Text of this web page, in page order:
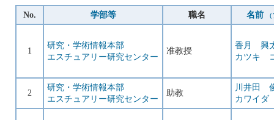
No. 学部等 職名 名前
1
研究・学術情報本部
エスチュアリー研究センター
准教授
香月 興
カツキ
2
研究・学術情報本部
エスチュアリー研究センター
助教
川井田
カワイ